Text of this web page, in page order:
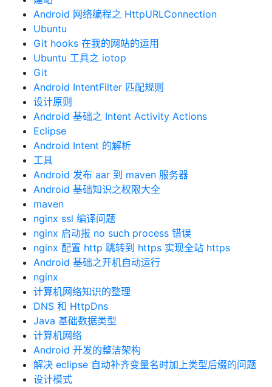
Android 网络编程之 HttpURLConnection
Ubuntu
Git hooks 在我的网站的运用
Ubuntu 工具之 iotop
Git
Android IntentFilter 匹配规则
设计原则
Android 基础之 Intent Activity Actions
Eclipse
Android Intent 的解析
工具
Android 发布 aar 到 maven 服务器
Android 基础知识之权限大全
maven
nginx ssl 编译问题
nginx 启动报 no such process 错误
nginx 配置 http 跳转到 https 实现全站 https
Android 基础之开机自动运行
nginx
计算机网络知识的整理
DNS 和 HttpDns
Java 基础数据类型
计算机网络
Android 开发的整洁架构
解决 eclipse 自动补齐变量名时加上类型后缀的问题
设计模式